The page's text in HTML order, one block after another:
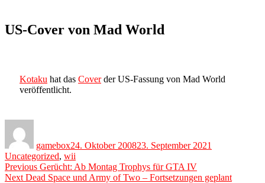
US-Cover von Mad World
Kotaku hat das Coverder US-Fassung von Mad World
veröffentlicht.
gamebox24. Oktober 200823. September 2021
Uncategorized, wii
Beitragsnavigation
Previous Previous
post:
Gerücht: Ab Montag Trophys für GTA IV
Next Next
Dead Space und Army of Two – Fortsetzungen geplant